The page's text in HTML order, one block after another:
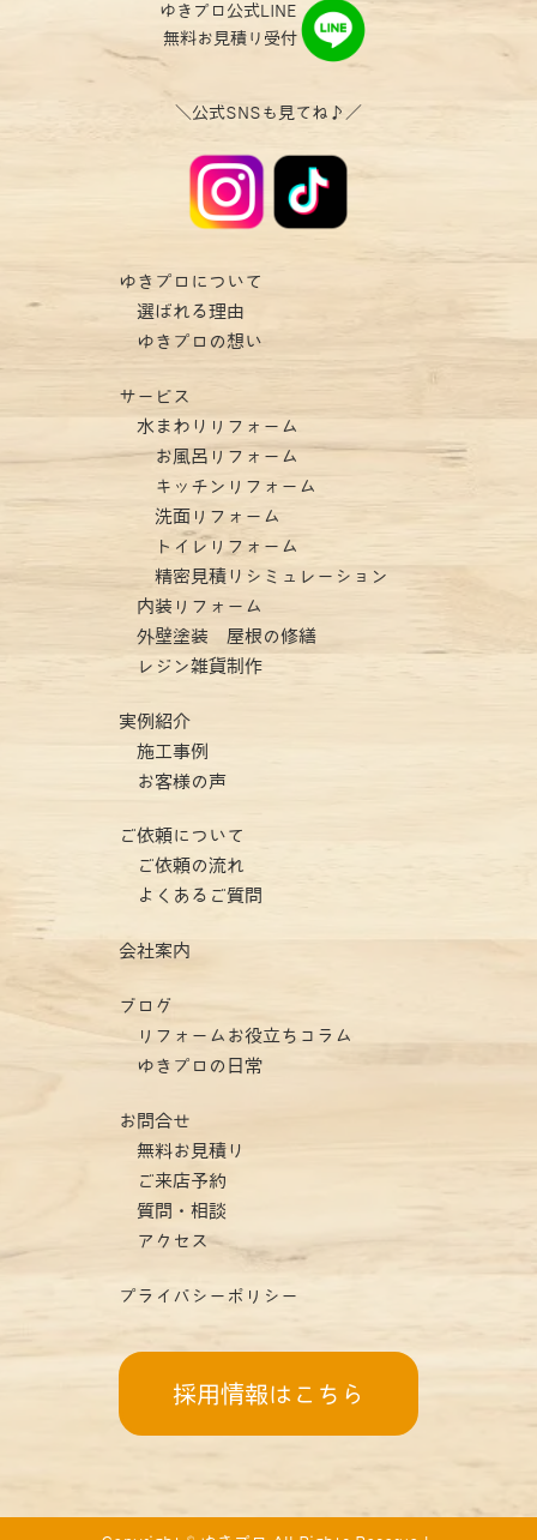
ゆきプロ公式LINE
無料お見積り受付
＼公式SNSも見てね♪／
ゆきプロについて
選ばれる理由
ゆきプロの想い
サービス
水まわりリフォーム
お風呂リフォーム
キッチンリフォーム
洗面リフォーム
トイレリフォーム
精密見積りシミュレーション
内装リフォーム
外壁塗装 屋根の修繕
レジン雑貨制作
実例紹介
施工事例
お客様の声
ご依頼について
ご依頼の流れ
よくあるご質問
会社案内
ブログ
リフォームお役立ちコラム
ゆきプロの日常
お問合せ
無料お見積り
ご来店予約
質問・相談
アクセス
プライバシーポリシー
採用情報はこちら